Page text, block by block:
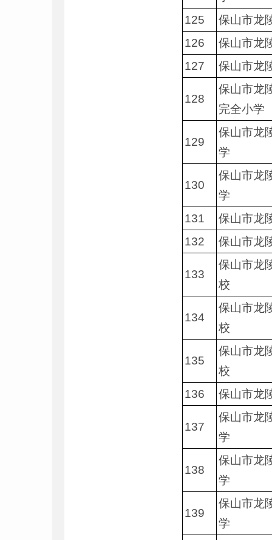
125
保山市龙
126
保山市龙
127
保山市龙
128
保山市龙
完全小学
129
保山市龙
学
130
保山市龙
学
131
保山市龙
132
保山市龙
133
保山市龙
校
134
保山市龙
校
135
保山市龙
校
136
保山市龙
137
保山市龙
学
138
保山市龙
学
139
保山市龙
学